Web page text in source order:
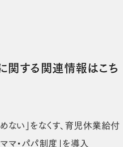
関する関連情報はこち
ない」をなくす、育児休業給付
マ・パパ制度」を導入